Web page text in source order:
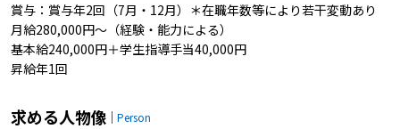
賞与：賞与年2回（7月・12月）＊在職年数等により若干変動あり
月給280,000円～（経験・能力による）
基本給240,000円＋学生指導手当40,000円
昇給年1回
求める人物像
Person